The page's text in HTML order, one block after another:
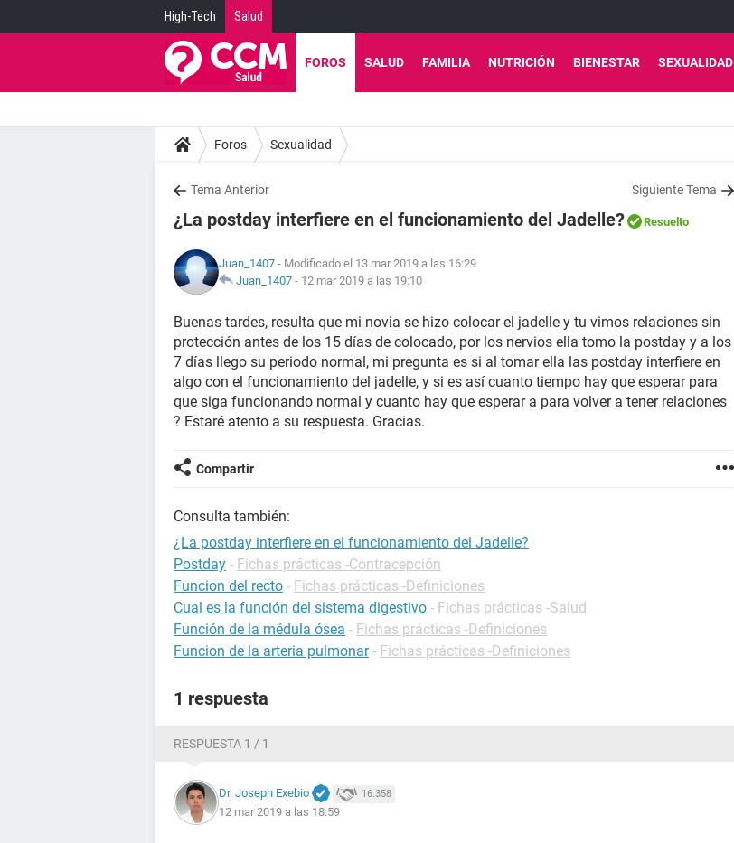
High-Tech Salud
FOROS SALUD FAMILIA NUTRICIÓN BIENESTAR SEXUALIDAD
Foros Sexualidad
Tema Anterior Siguiente Tema
¿La postday interfiere en el funcionamiento del Jadelle? Resuelto
Juan_1407 - Modificado el 13 mar 2019 a las 16:29
Juan_1407 - 12 mar 2019 a las 19:10
Buenas tardes, resulta que mi novia se hizo colocar el jadelle y tu vimos relaciones sin
protección antes de los 15 días de colocado, por los nervios ella tomo la postday y a los
7 días llego su periodo normal, mi pregunta es si al tomar ella las postday interfiere en
algo con el funcionamiento del jadelle, y si es así cuanto tiempo hay que esperar para
que siga funcionando normal y cuanto hay que esperar a para volver a tener relaciones
? Estaré atento a su respuesta. Gracias.
Compartir
Consulta también:
¿La postday interfiere en el funcionamiento del Jadelle?
Postday - Fichas prácticas -Contracepción
Funcion del recto - Fichas prácticas -Definiciones
Cual es la función del sistema digestivo - Fichas prácticas -Salud
Función de la médula ósea - Fichas prácticas -Definiciones
Funcion de la arteria pulmonar - Fichas prácticas -Definiciones
1 respuesta
RESPUESTA 1 / 1
Dr. Joseph Exebio 16.358
12 mar 2019 a las 18:59